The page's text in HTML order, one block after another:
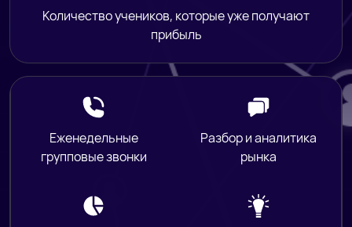
Количество учеников, которые уже получают
прибыль
Еженедельные
групповые звонки
Разбор и аналитика
рынка